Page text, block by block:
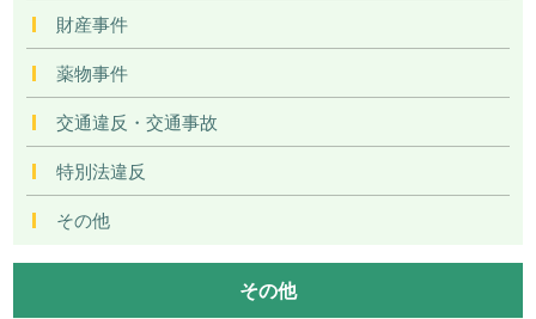
財産事件
薬物事件
交通違反・交通事故
特別法違反
その他
その他